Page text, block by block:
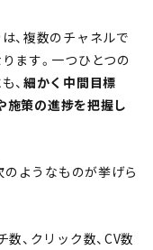
、複数のチャネルで
ます。一つひとつの
、 細かく中間目標
施策の進捗を把握し
ようなものが挙げら
、クリック数、CV数